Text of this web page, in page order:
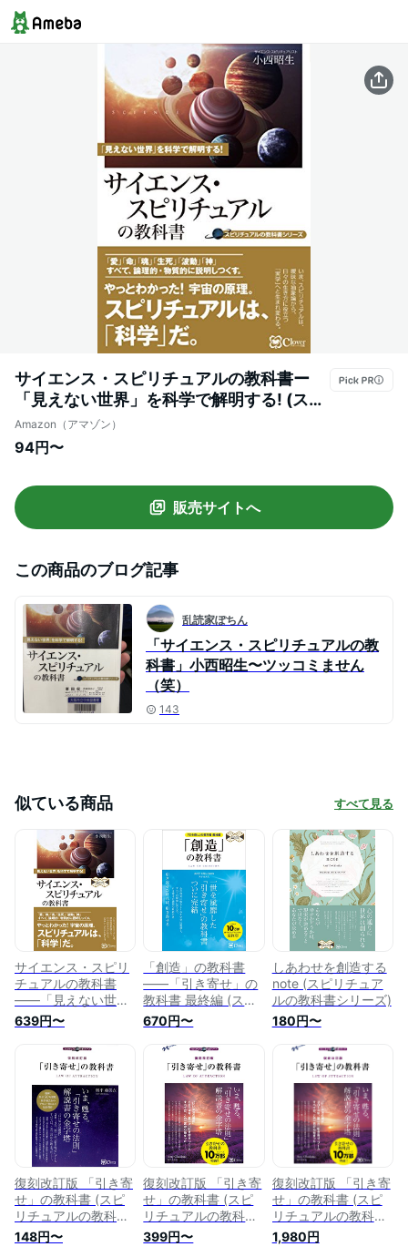
サイエンス・スピリチュアルの教科書ー
「見えない世界」を科学で解明する! (スピ
リチュアルの教科書シリーズ)
Amazon（アマゾン）
94円〜
販売サイトへ
この商品のブログ記事
乱読家ぽちん
「サイエンス・スピリチュアルの教
科書」小西昭生〜ツッコミません
（笑）
143
似ている商品 すべて見る
サイエンス・スピリ
チュアルの教科書
――「見えない世
界」を科学で解明す
る! (スピリチュアル
の教科書シリーズ)
639円〜
「創造」の教科書
――「引き寄せ」の
教科書 最終編 (スピ
リチュアルの教科書
シリーズ)
670円〜
しあわせを創造する
note (スピリチュア
ルの教科書シリーズ)
180円〜
復刻改訂版 「引き寄
せ」の教科書 (スピ
リチュアルの教科書
シリーズ)
148円〜
復刻改訂版 「引き寄
せ」の教科書 (スピ
リチュアルの教科書
シリーズ)
399円〜
復刻改訂版 「引き寄
せ」の教科書 (スピ
リチュアルの教科書
シリーズ) [ 奥平亜美
衣 ]
1,980円